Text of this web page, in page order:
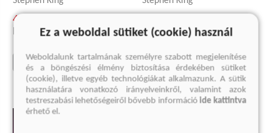
4 499 Ft
Eredeti ár:5 999 Ft
kosárba
Eredeti ár:4 999 Ft
kosárba
Ez a weboldal sütiket (cookie) használ
Weboldalunk tartalmának személyre szabott megjelenítése
és a böngészési élmény biztosítása érdekében sütiket
(cookie), illetve egyéb technológiákat alkalmazunk. A sütik
használatára vonatkozó irányelveinkről, valamint azok
testreszabási lehetőségeiről bővebb információ ide kattintva
érhető el.